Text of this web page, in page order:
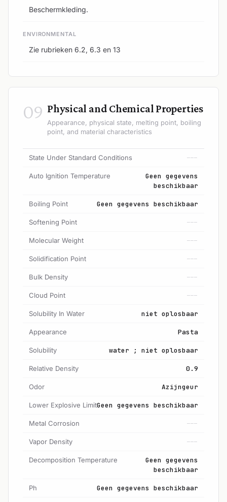
Beschermkleding.
ENVIRONMENTAL
Zie rubrieken 6.2, 6.3 en 13
09 Physical and Chemical Properties
Appearance, physical state, melting point, boiling
point, and material characteristics
State Under Standard Conditions ---
Auto Ignition Temperature
Geen gegevens
beschikbaar
Boiling Point Geen gegevens beschikbaar
Softening Point ---
Molecular Weight ---
Solidification Point ---
Bulk Density ---
Cloud Point ---
Solubility In Water niet oplosbaar
Appearance Pasta
Solubility water ; niet oplosbaar
Relative Density 0.9
Odor Azijngeur
Lower Explosive LimitGeen gegevens beschikbaar
Metal Corrosion ---
Vapor Density ---
Decomposition Temperature
Geen gegevens
beschikbaar
Ph Geen gegevens beschikbaar